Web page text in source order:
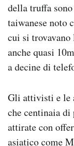
della truffa
taiwanese noto
cui si
anche quasi
a decine di
Gli attivisti e le
che centinaia di
attirate con
asiatico come